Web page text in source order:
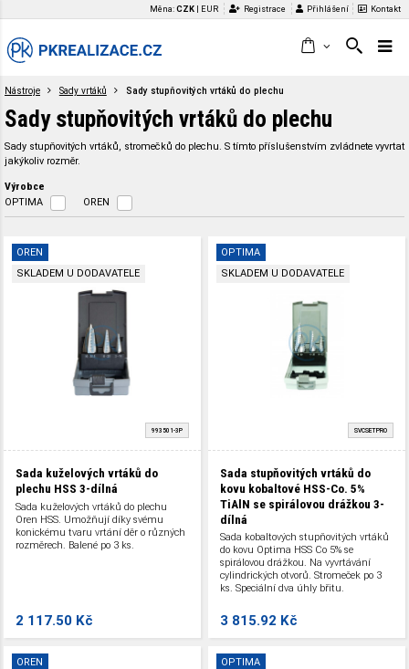
Měna:CZK EUR Registrace Přihlášení Kontakt
Nástroje Sady vrtáků Sady stupňovitých vrtáků do plechu
Sady stupňovitých vrtáků do plechu
Sady stupňovitých vrtáků, stromečků do plechu. S tímto příslušenstvím zvládnete vyvrtat
jakýkoliv rozměr.
Výrobce
OPTIMA OREN
OREN
SKLADEM U DODAVATELE
993501-3P
Sada kuželových vrtáků do
plechu HSS 3-dílná
Sada kuželových vrtáků do plechu
Oren HSS. Umožňují díky svému
konickému tvaru vrtání děr o různých
rozměrech. Balené po 3 ks.
2 117.50 Kč
OPTIMA
SKLADEM U DODAVATELE
SVCSETPRO
Sada stupňovitých vrtáků do
kovu kobaltové HSS-Co. 5%
TiAlN se spirálovou drážkou 3-
dílná
Sada kobaltových stupňovitých vrtáků
do kovu Optima HSS Co 5% se
spirálovou drážkou. Na vyvrtávání
cylindrických otvorů. Stromeček po 3
ks. Speciální dva úhly břitu.
3 815.92 Kč
OREN
OPTIMA